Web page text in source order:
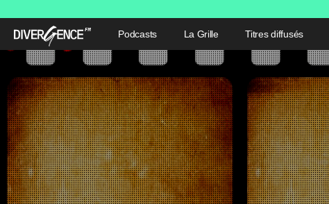
Podcasts La Grille Titres diffusés